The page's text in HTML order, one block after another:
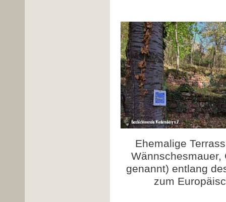
Ehemalige
Wännschesmauer,
genannt) entlang
zum